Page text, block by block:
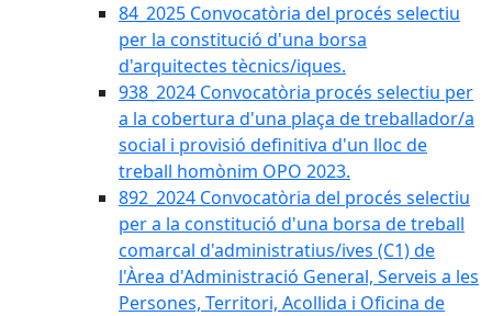
84_2025 Convocatòria del procés selectiu
per la constitució d'una borsa
d'arquitectes tècnics/iques.
938_2024 Convocatòria procés selectiu per
a la cobertura d'una plaça de treballador/a
social i provisió definitiva d'un lloc de
treball homònim OPO 2023.
892_2024 Convocatòria del procés selectiu
per a la constitució d'una borsa de treball
comarcal d'administratius/ives (C1) de
l'Àrea d'Administració General, Serveis a les
Persones, Territori, Acollida i Oficina de